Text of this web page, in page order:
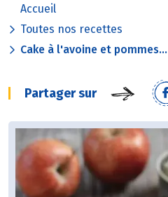
Accueil
Toutes nos recettes
Cake à l'avoine et pommes...
Partager sur